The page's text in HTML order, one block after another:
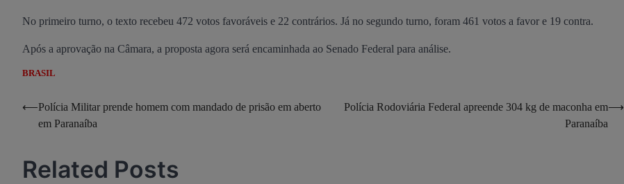
No primeiro turno, o texto recebeu 472 votos favoráveis e 22 contrários. Já no segundo turno, foram 461 votos a favor e 19 contra.
Após a aprovação na Câmara, a proposta agora será encaminhada ao Senado Federal para análise.
BRASIL
Navegação
⟵Polícia Militar prende homem com mandado de prisão em aberto
em Paranaíba
Polícia Rodoviária Federal apreende 304 kg de maconha em
Paranaíba
⟶
Related Posts